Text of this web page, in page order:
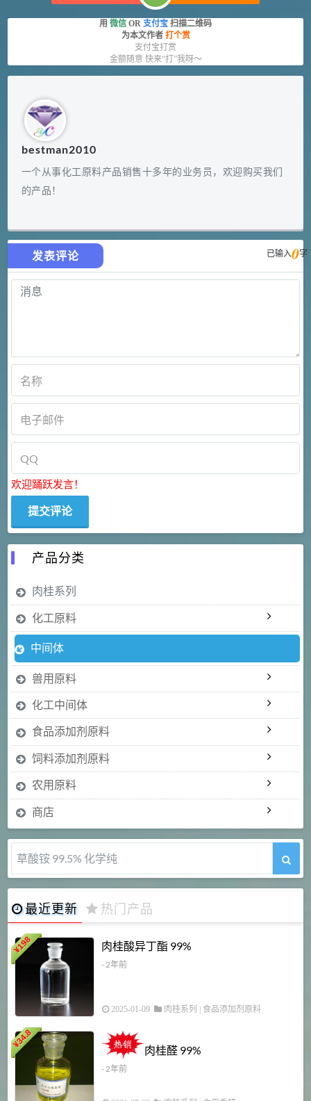
用 微信 OR 支付宝 扫描二维码
为本文作者 打个赏
支付宝打赏
金额随意 快来“打”我呀～
bestman2010
一个从事化工原料产品销售十多年的业务员，欢迎购买我们
的产品！
发表评论 已输入0字
欢迎踊跃发言！
产品分类
肉桂系列
化工原料
中间体
兽用原料
化工中间体
食品添加剂原料
饲料添加剂原料
农用原料
商店
5-甲氧基吲哚 98%
最近更新 热门产品
¥
198 肉桂酸异丁酯 99%
- 2年前
2025-01-09 肉桂系列 食品添加剂原料
¥
34.8
肉桂醛 99%
- 2年前